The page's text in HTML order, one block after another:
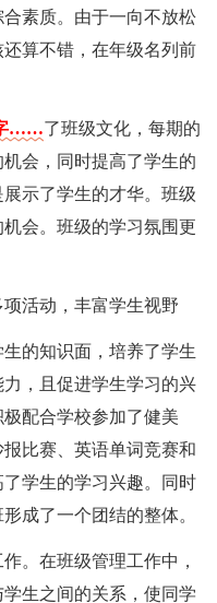
素质。由于一向不放松
算不错，在年级名列前
……了班级文化，每期的
会，同时提高了学生的
示了学生的才华。班级
会。班级的学习氛围更
活动，丰富学生视野
的知识面，培养了学生
，且促进学生学习的兴
配合学校参加了健美
比赛、英语单词竞赛和
学生的学习兴趣。同时
成了一个团结的整体。
。在班级管理工作中，
生之间的关系，使同学